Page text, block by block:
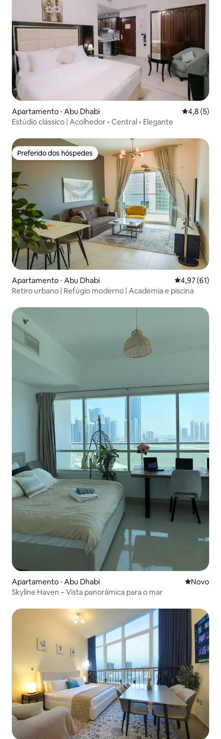
Apartamento ⋅ Abu Dhabi 4,8 de
4,8 (5)
Estúdio clássico | Acolhedor • Central • Elegante
Preferido dos hóspedes
Preferido dos hóspedes
Apartamento ⋅ Abu Dhabi 4,97 de uma
4,97 (61)
Retiro urbano | Refúgio moderno | Academia e piscina
Apartamento ⋅ Abu Dhabi Novo
Novo
Skyline Haven – Vista panorâmica para o mar